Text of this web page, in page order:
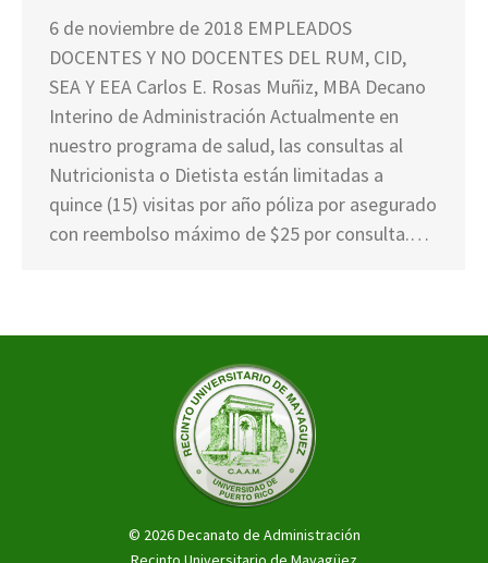
6 de noviembre de 2018 EMPLEADOS
DOCENTES Y NO DOCENTES DEL RUM, CID,
SEA Y EEA Carlos E. Rosas Muñiz, MBA Decano
Interino de Administración Actualmente en
nuestro programa de salud, las consultas al
Nutricionista o Dietista están limitadas a
quince (15) visitas por año póliza por asegurado
con reembolso máximo de $25 por consulta.…
© 2026 Decanato de Administración